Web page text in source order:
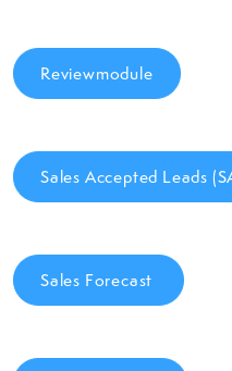
Reviewmodule
Sales Accepted Leads
Sales Forecast